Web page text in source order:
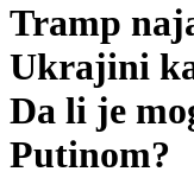
Tramp
Ukrajini
Da li je
Putinom?